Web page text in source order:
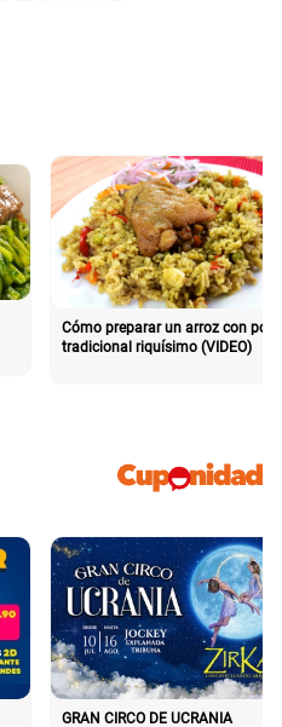
Cómo preparar un arroz con pollo
tradicional riquísimo (VIDEO)
GRAN CIRCO DE UCRANIA